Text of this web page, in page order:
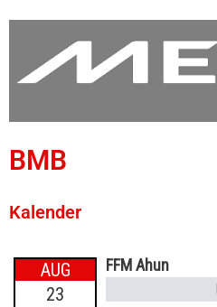
BMB
Kalender
AUG
23
FFM Ahun